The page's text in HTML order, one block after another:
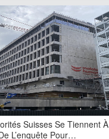
Suisses Se Tiennent À
L’enquête Pour…